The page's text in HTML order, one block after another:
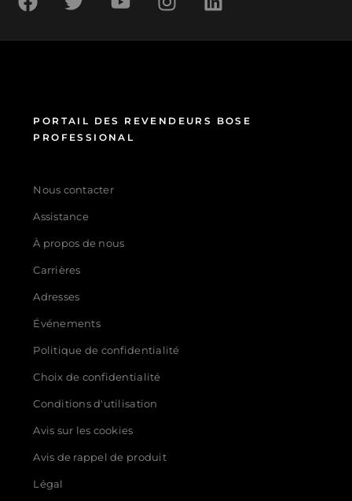
PORTAIL DES REVENDEURS BOSE
PROFESSIONAL
Nous contacter
Assistance
À propos de nous
Carrières
Adresses
Événements
Politique de confidentialité
Choix de confidentialité
Conditions d'utilisation
Avis sur les cookies
Avis de rappel de produit
Légal